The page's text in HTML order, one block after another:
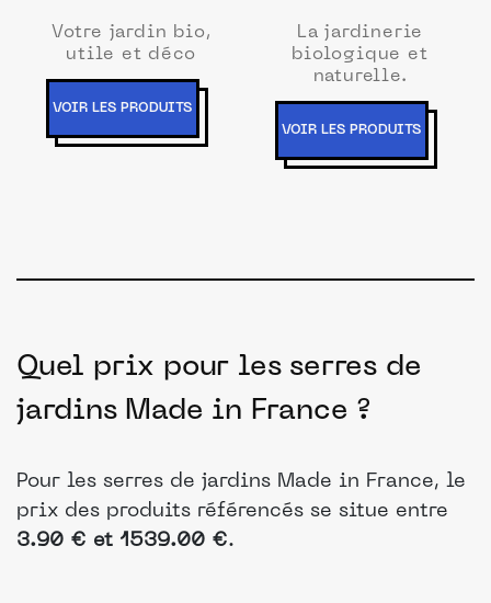
Votre jardin bio,
utile et déco
VOIR LES PRODUITS
La jardinerie
biologique et
naturelle.
VOIR LES PRODUITS
Quel prix pour les serres de
jardins Made in France ?
Pour les serres de jardins Made in France, le
prix des produits référencés se situe entre
3.90 € et 1539.00 €.